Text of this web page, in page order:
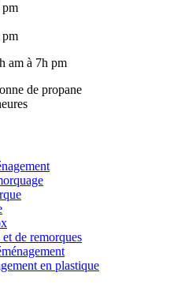
pm
pm
am à 7h pm
de propane
de remorques
en plastique